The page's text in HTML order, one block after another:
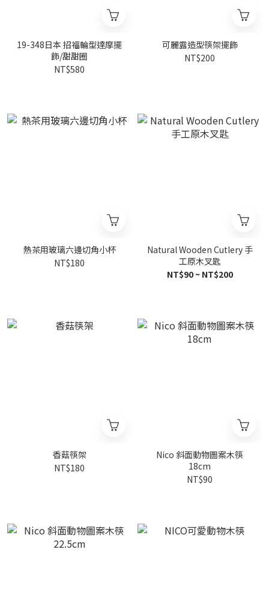
19-348日本 招福輪型達摩擺
飾/甜甜圈
NT$580
可麗露造型筷架擺飾
NT$200
熱茶用玻璃六邊切角小杯
NT$180
Natural Wooden Cutlery 手
工原木叉匙
NT$90 ~ NT$200
香菇筷架
NT$180
Nico 斜面動物圖案木筷
18cm
NT$90